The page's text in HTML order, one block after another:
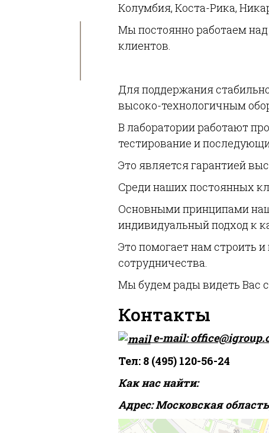
Колумбия, Коста-Рика,
Мы постоянно работаем
клиентов.
Для поддержания
высоко-технологичным
В лаборатории работают
тестирование и
Это является гарантией
Среди наших постоянных
Основными принципами
индивидуальный подход к
Это помогает нам строить
сотрудничества.
Мы будем рады видеть Вас
Контакты
e-mail:
Тел: 8 (495) 120-56-24
Как нас найти:
Адрес: Московская
Люберцы